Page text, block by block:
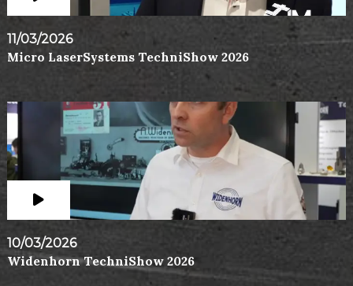
11/03/2026
Micro LaserSystems TechniShow 2026
10/03/2026
Widenhorn TechniShow 2026